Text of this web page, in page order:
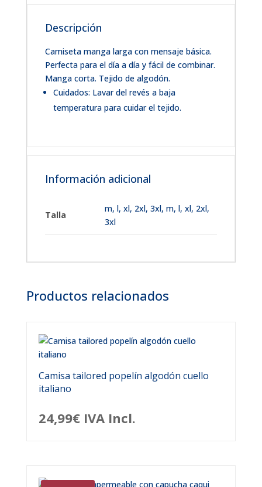
Descripción
Camiseta manga larga con mensaje básica.
Perfecta para el día a día y fácil de combinar.
Manga corta. Tejido de algodón.
Cuidados: Lavar del revés a baja
temperatura para cuidar el tejido.
Información adicional
Talla
m, l, xl, 2xl, 3xl, m, l, xl, 2xl,
3xl
Productos relacionados
Camisa tailored popelín algodón cuello
italiano
24,99€ IVA Incl.